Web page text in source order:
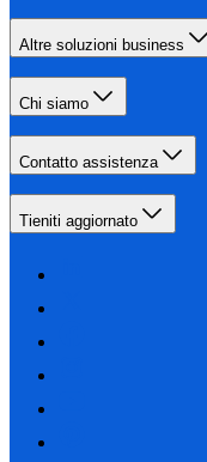
Altre soluzioni business
Chi siamo
Contatto assistenza
Tieniti aggiornato